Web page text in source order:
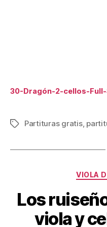
30-Dragón-2-cellos-
Etiquetas
Partituras gratis,
VIOLA
Los
viola y